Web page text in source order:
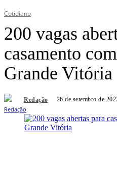
Cotidiano
200 vagas
casamento
Grande Vitória
Redação 26 de setembro de